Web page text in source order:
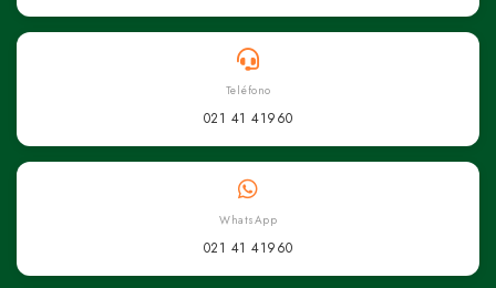
Teléfono
021 41 41960
WhatsApp
021 41 41960